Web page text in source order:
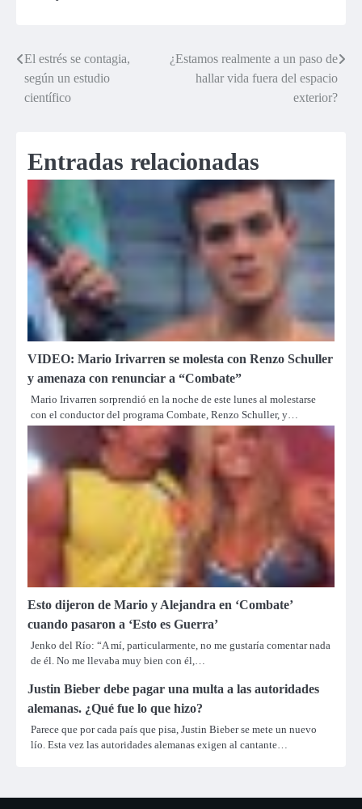
Navegación
de
El estrés se contagia,
según un estudio
científico
¿Estamos realmente a un paso de
hallar vida fuera del espacio
exterior?
Entradas relacionadas
VIDEO: Mario Irivarren se molesta con Renzo Schuller
y amenaza con renunciar a “Combate”
Mario Irivarren sorprendió en la noche de este lunes al molestarse
con el conductor del programa Combate, Renzo Schuller, y…
Esto dijeron de Mario y Alejandra en ‘Combate’
cuando pasaron a ‘Esto es Guerra’
Jenko del Río: “A mí, particularmente, no me gustaría comentar nada
de él. No me llevaba muy bien con él,…
Justin Bieber debe pagar una multa a las autoridades
alemanas. ¿Qué fue lo que hizo?
Parece que por cada país que pisa, Justin Bieber se mete un nuevo
lío. Esta vez las autoridades alemanas exigen al cantante…